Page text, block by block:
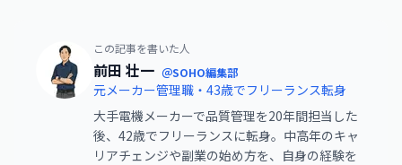
この記事を書いた人
前田 壮一 ＠SOHO編集部
元メーカー管理職・43歳でフリーランス転身
大手電機メーカーで品質管理を20年間担当した
後、42歳でフリーランスに転身。中高年のキャ
リアチェンジや副業の始め方を、自身の経験を